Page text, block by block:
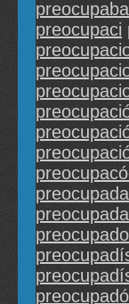
preocupaci
preocupada